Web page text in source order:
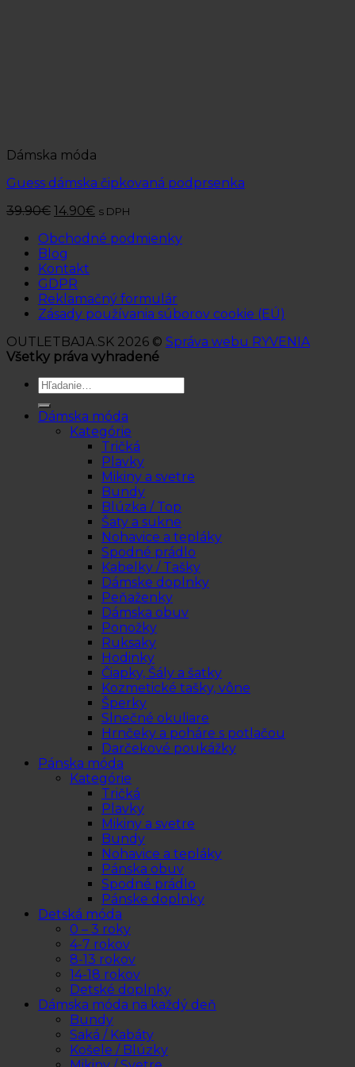
Dámska móda
Guess dámska čipkovaná podprsenka
39.90€ 14.90€ s DPH
Obchodné podmienky
Blog
Kontakt
GDPR
Reklamačný formulár
Zásady používania súborov cookie (EÚ)
OUTLETBAJA.SK 2026 © Správa webu RYVENIA
Všetky práva vyhradené
Hľadať:
Dámska móda
Kategórie
Tričká
Plavky
Mikiny a svetre
Bundy
Blúzka / Top
Šaty a sukne
Nohavice a tepláky
Spodné prádlo
Kabelky / Tašky
Dámske doplnky
Peňaženky
Dámska obuv
Ponožky
Ruksaky
Hodinky
Čiapky, Šály a šatky
Kozmetické tašky, vône
Šperky
Slnečné okuliare
Hrnčeky a poháre s potlačou
Darčekové poukážky
Pánska móda
Kategórie
Tričká
Plavky
Mikiny a svetre
Bundy
Nohavice a tepláky
Pánska obuv
Spodné prádlo
Pánske doplnky
Detská móda
0 – 3 roky
4-7 rokov
8-13 rokov
14-18 rokov
Detské doplnky
Dámska móda na každý deň
Bundy
Saká / Kabáty
Košele / Blúzky